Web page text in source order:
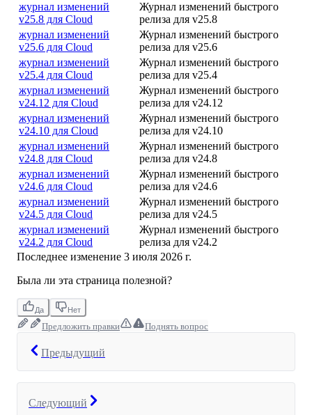
журнал изменений
v25.8 для Cloud
Журнал изменений быстрого
релиза для v25.8
журнал изменений
v25.6 для Cloud
Журнал изменений быстрого
релиза для v25.6
журнал изменений
v25.4 для Cloud
Журнал изменений быстрого
релиза для v25.4
журнал изменений
v24.12 для Cloud
Журнал изменений быстрого
релиза для v24.12
журнал изменений
v24.10 для Cloud
Журнал изменений быстрого
релиза для v24.10
журнал изменений
v24.8 для Cloud
Журнал изменений быстрого
релиза для v24.8
журнал изменений
v24.6 для Cloud
Журнал изменений быстрого
релиза для v24.6
журнал изменений
v24.5 для Cloud
Журнал изменений быстрого
релиза для v24.5
журнал изменений
v24.2 для Cloud
Журнал изменений быстрого
релиза для v24.2
Последнее изменение 3 июля 2026 г.
Была ли эта страница полезной?
Да Нет
Предложить правки Поднять вопрос
Предыдущий
Следующий